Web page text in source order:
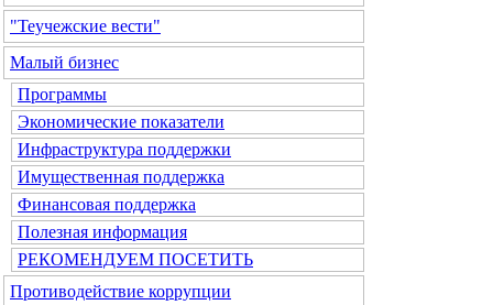
"Теучежские вести"
Малый бизнес
Программы
Экономические показатели
Инфраструктура поддержки
Имущественная поддержка
Финансовая поддержка
Полезная информация
РЕКОМЕНДУЕМ ПОСЕТИТЬ
Противодействие коррупции